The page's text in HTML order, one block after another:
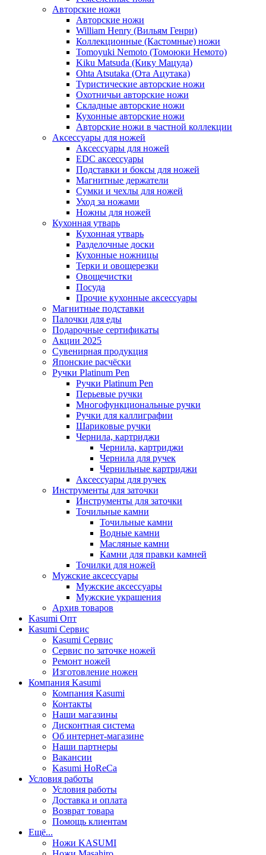
Авторские ножи
Авторские ножи
William Henry (Вильям Генри)
Коллекционные (Кастомные) ножи
Tomoyuki Nemoto (Томоюки Немото)
Kiku Matsuda (Кику Мацуда)
Ohta Atsutaka (Ота Ацутака)
Туристические авторские ножи
Охотничьи авторские ножи
Складные авторские ножи
Кухонные авторские ножи
Авторские ножи в частной коллекции
Аксессуары для ножей
Аксессуары для ножей
EDC аксессуары
Подставки и боксы для ножей
Магнитные держатели
Сумки и чехлы для ножей
Уход за ножами
Ножны для ножей
Кухонная утварь
Кухонная утварь
Разделочные доски
Кухонные ножницы
Терки и овощерезки
Овощечистки
Посуда
Прочие кухонные аксессуары
Магнитные подставки
Палочки для еды
Подарочные сертификаты
Акции 2025
Сувенирная продукция
Японские расчёски
Ручки Platinum Pen
Ручки Platinum Pen
Перьевые ручки
Многофункциональные ручки
Ручки для каллиграфии
Шариковые ручки
Чернила, картриджи
Чернила, картриджи
Чернила для ручек
Чернильные картриджи
Аксессуары для ручек
Инструменты для заточки
Инструменты для заточки
Точильные камни
Точильные камни
Водные камни
Масляные камни
Камни для правки камней
Точилки для ножей
Мужские аксессуары
Мужские аксессуары
Мужские украшения
Архив товаров
Kasumi Опт
Кasumi Сервис
Кasumi Сервис
Сервис по заточке ножей
Ремонт ножей
Изготовление ножен
Компания Kasumi
Компания Kasumi
Контакты
Наши магазины
Дисконтная система
Об интернет-магазине
Наши партнеры
Вакансии
Kasumi HoReCa
Условия работы
Условия работы
Доставка и оплата
Возврат товара
Помощь клиентам
Ещё...
Ножи KASUMI